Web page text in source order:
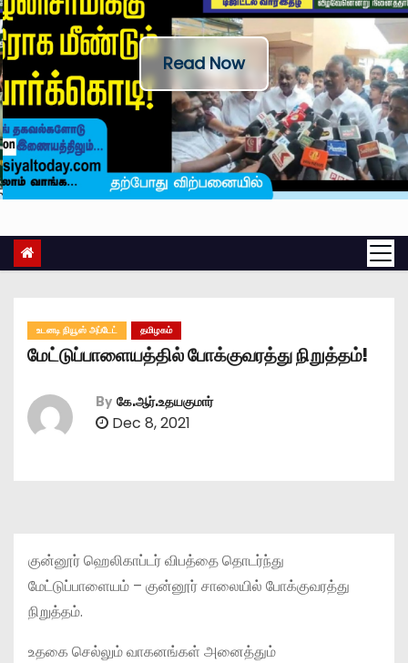
Read Now
உடனடி நியூஸ் அப்டேட் தமிழகம்
மேட்டுப்பாளையத்தில் போக்குவரத்து நிறுத்தம்!
By கே.ஆர்.உதயகுமார்
Dec 8, 2021
குன்னூர் ஹெலிகாப்டர் விபத்தை தொடர்ந்து
மேட்டுப்பாளையம் – குன்னூர் சாலையில் போக்குவரத்து
நிறுத்தம்.
உதகை செல்லும் வாகனங்கள் அனைத்தும்